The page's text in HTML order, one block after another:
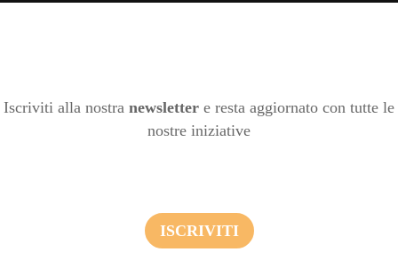
Iscriviti alla nostra newsletter e resta aggiornato con tutte le
nostre iniziative
ISCRIVITI